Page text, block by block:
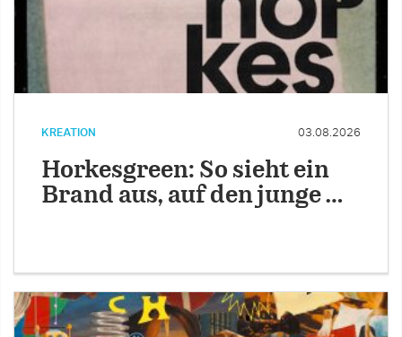
KREATION 03.08.2026
Horkesgreen: So sieht ein
Brand aus, auf den junge …